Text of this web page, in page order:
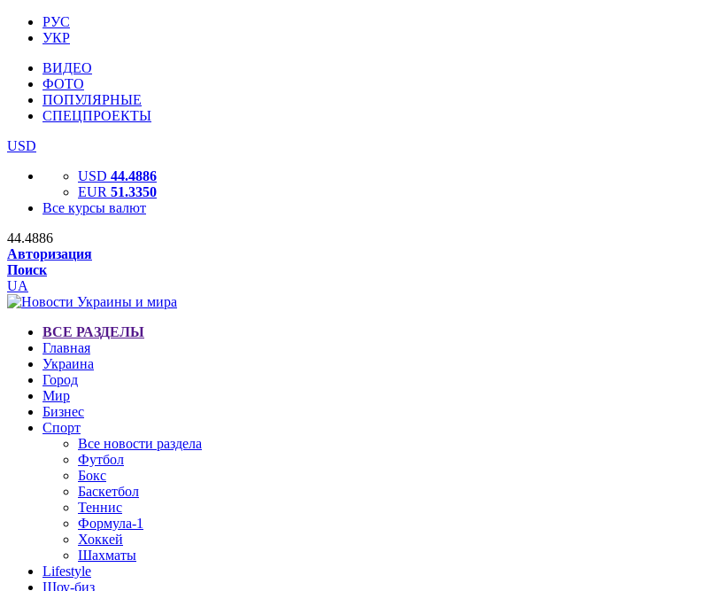
РУС
УКР
ВИДЕО
ФОТО
ПОПУЛЯРНЫЕ
СПЕЦПРОЕКТЫ
USD
USD 44.4886
EUR 51.3350
Все курсы валют
44.4886
Авторизация
Поиск
UA
ВСЕ РАЗДЕЛЫ
Главная
Украина
Город
Мир
Бизнес
Спорт
Все новости раздела
Футбол
Бокс
Баскетбол
Теннис
Формула-1
Хоккей
Шахматы
Lifestyle
Шоу-биз